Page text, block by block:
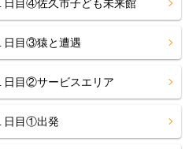
日目④佐久市子ども未来館
日目③猿と遭遇
日目②サービスエリア
日目①出発